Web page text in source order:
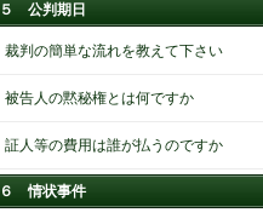
５ 公判期日
裁判の簡単な流れを教えて下さい
被告人の黙秘権とは何ですか
証人等の費用は誰が払うのですか
６ 情状事件